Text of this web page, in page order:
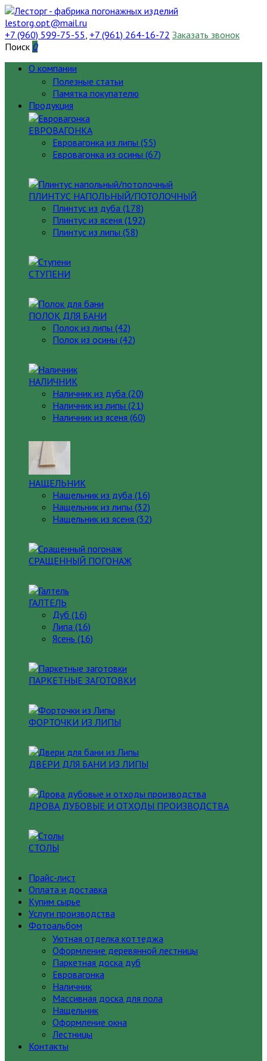
lestorg.opt@mail.ru
+7 (960) 599-75-55, +7 (961) 264-16-72 Заказать звонок
Поиск 0
О компании
Полезные статьи
Памятка покупателю
Продукция
ЕВРОВАГОНКА
Евровагонка из липы (55)
Евровагонка из осины (67)
ПЛИНТУС НАПОЛЬНЫЙ/ПОТОЛОЧНЫЙ
Плинтус из дуба (178)
Плинтус из ясеня (192)
Плинтус из липы (58)
СТУПЕНИ
ПОЛОК ДЛЯ БАНИ
Полок из липы (42)
Полок из осины (42)
НАЛИЧНИК
Наличник из дуба (20)
Наличник из липы (21)
Наличник из ясеня (60)
НАЩЕЛЬНИК
Нащельник из дуба (16)
Нащельник из липы (32)
Нащельник из ясеня (32)
СРАЩЕННЫЙ ПОГОНАЖ
ГАЛТЕЛЬ
Дуб (16)
Липа (16)
Ясень (16)
ПАРКЕТНЫЕ ЗАГОТОВКИ
ФОРТОЧКИ ИЗ ЛИПЫ
ДВЕРИ ДЛЯ БАНИ ИЗ ЛИПЫ
ДРОВА ДУБОВЫЕ И ОТХОДЫ ПРОИЗВОДСТВА
СТОЛЫ
Прайс-лист
Оплата и доставка
Купим сырье
Услуги производства
Фотоальбом
Уютная отделка коттеджа
Оформление деревянной лестницы
Паркетная доска дуб
Евровагонка
Наличник
Массивная доска для пола
Нащельник
Оформление окна
Лестницы
Контакты